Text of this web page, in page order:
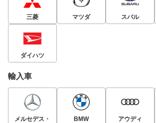
三菱 マツダ スバル
ダイハツ
輸入車
メルセデス・
BMW アウディ